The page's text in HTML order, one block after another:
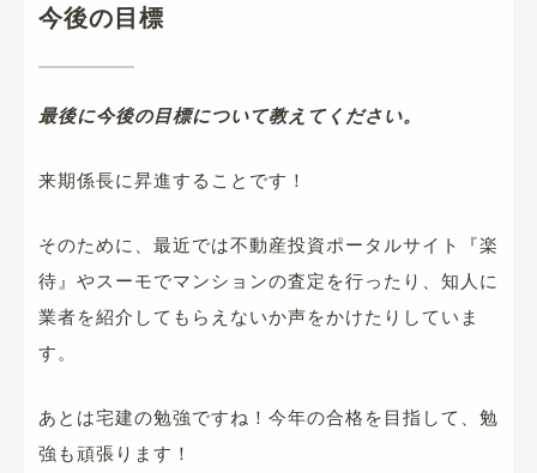
今後の目標
最後に今後の目標について教えてください。
来期係長に昇進することです！
そのために、最近では不動産投資ポータルサイト『楽
待』やスーモでマンションの査定を行ったり、知人に
業者を紹介してもらえないか声をかけたりしていま
す。
あとは宅建の勉強ですね！今年の合格を目指して、勉
強も頑張ります！